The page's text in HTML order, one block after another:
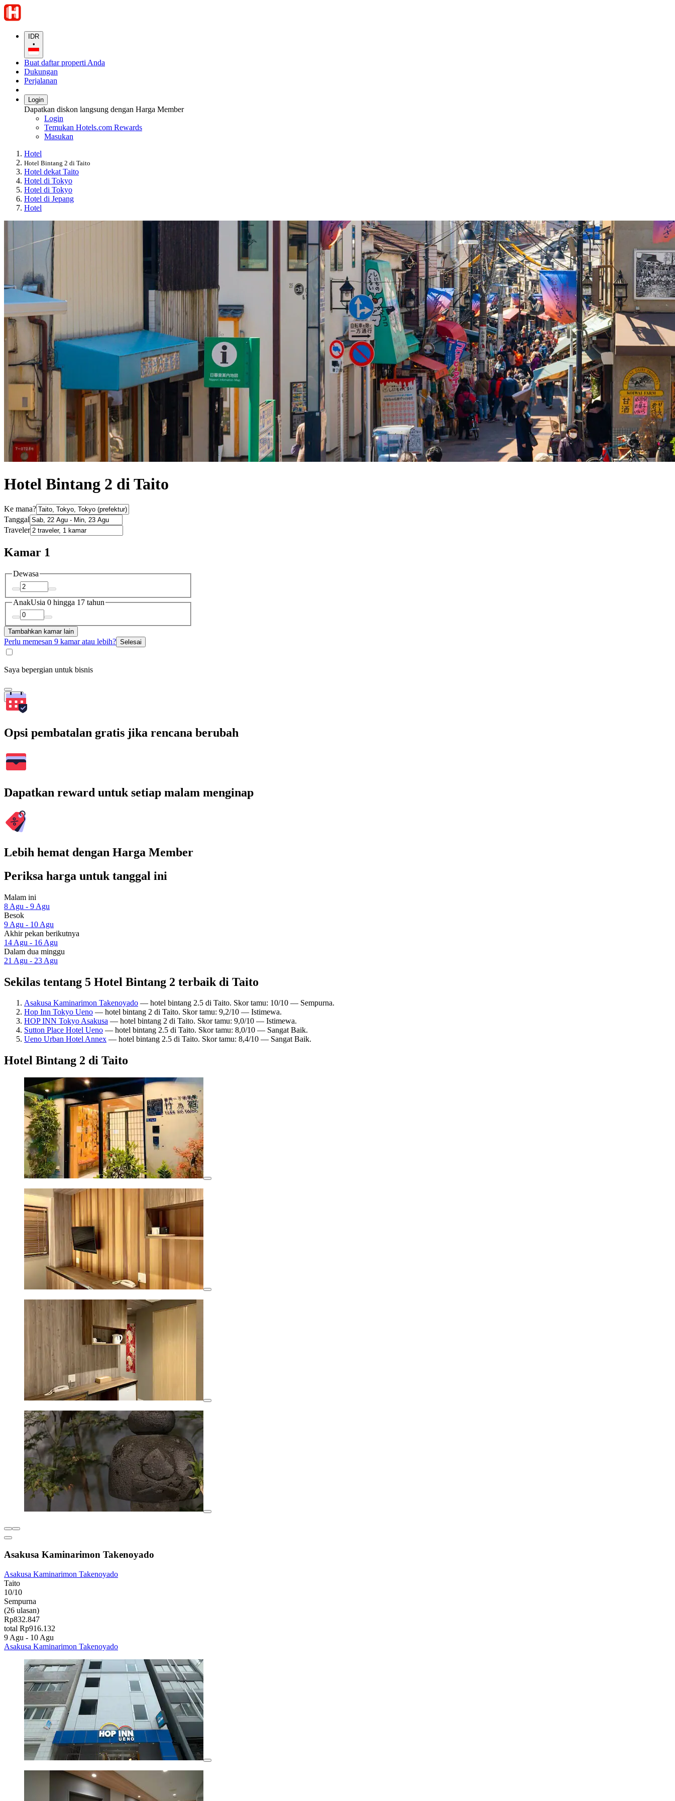
IDR
•
Buat daftar properti Anda
Dukungan
Perjalanan
Login
Dapatkan diskon langsung dengan Harga Member
Login
Temukan Hotels.com Rewards
Masukan
Hotel
Hotel Bintang 2 di Taito
Hotel dekat Taito
Hotel di Tokyo
Hotel di Tokyo
Hotel di Jepang
Hotel
Hotel Bintang 2 di Taito
Ke mana?
Tanggal
Traveler
Kamar 1
Dewasa
AnakUsia 0 hingga 17 tahun
Tambahkan kamar lain
Perlu memesan 9 kamar atau lebih? Selesai
Saya bepergian untuk bisnis
Cari
Opsi pembatalan gratis jika rencana berubah
Dapatkan reward untuk setiap malam menginap
Lebih hemat dengan Harga Member
Periksa harga untuk tanggal ini
Malam ini
8 Agu - 9 Agu
Besok
9 Agu - 10 Agu
Akhir pekan berikutnya
14 Agu - 16 Agu
Dalam dua minggu
21 Agu - 23 Agu
Sekilas tentang 5 Hotel Bintang 2 terbaik di Taito
Asakusa Kaminarimon Takenoyado — hotel bintang 2.5 di Taito. Skor tamu: 10/10 — Sempurna.
Hop Inn Tokyo Ueno — hotel bintang 2 di Taito. Skor tamu: 9,2/10 — Istimewa.
HOP INN Tokyo Asakusa — hotel bintang 2 di Taito. Skor tamu: 9,0/10 — Istimewa.
Sutton Place Hotel Ueno — hotel bintang 2.5 di Taito. Skor tamu: 8,0/10 — Sangat Baik.
Ueno Urban Hotel Annex — hotel bintang 2.5 di Taito. Skor tamu: 8,4/10 — Sangat Baik.
Hotel Bintang 2 di Taito
Asakusa Kaminarimon Takenoyado
Asakusa Kaminarimon Takenoyado
Taito
10/10
Sempurna
(26 ulasan)
Rp832.847
total Rp916.132
9 Agu - 10 Agu
Asakusa Kaminarimon Takenoyado